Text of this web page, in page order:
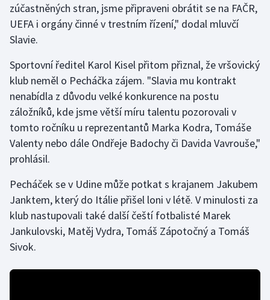
Sportovní střelba
Stolní tenis
Triatlon
Veslování
Vodní slalom
Volejbal
Ostatní
zúčastněných stran, jsme připraveni obrátit se na FAČR,
UEFA i orgány činné v trestním řízení," dodal mluvčí
Slavie.
Sportovní ředitel Karol Kisel přitom přiznal, že vršovický
klub neměl o Pecháčka zájem. "Slavia mu kontrakt
nenabídla z důvodu velké konkurence na postu
záložníků, kde jsme větší míru talentu pozorovali v
tomto ročníku u reprezentantů Marka Kodra, Tomáše
Valenty nebo dále Ondřeje Badochy či Davida Vavrouše,"
prohlásil.
Pecháček se v Udine může potkat s krajanem Jakubem
Janktem, který do Itálie přišel loni v létě. V minulosti za
klub nastupovali také další čeští fotbalisté Marek
Jankulovski, Matěj Vydra, Tomáš Zápotočný a Tomáš
Sivok.